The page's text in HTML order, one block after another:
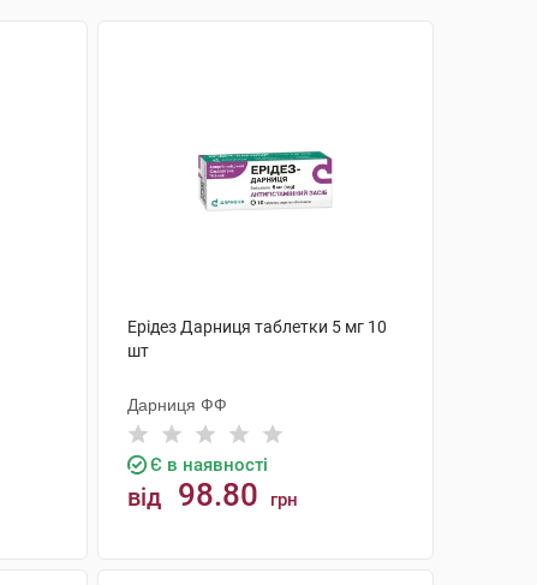
Ерідез Дарниця таблетки 5 мг 10
шт
Дарниця ФФ
Є в наявності
від 98.80 грн